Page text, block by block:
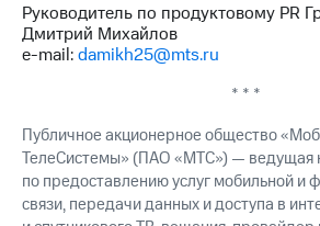
Руководитель по продуктовому PR
Дмитрий Михайлов
e-mail:damikh25@mts.ru
* * *
Публичное акционерное общество
ТелеСистемы» (ПАО «МТС») — ведущая
по предоставлению услуг мобильной и
связи, передачи данных и доступа в